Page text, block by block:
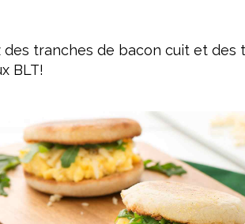
des tranches de bacon cuit et
BLT!